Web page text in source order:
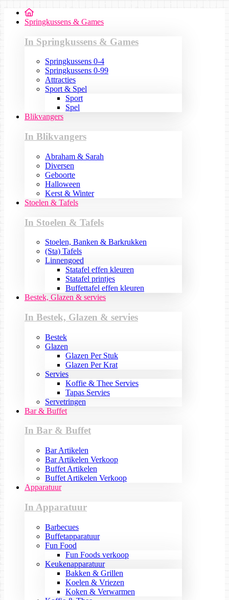
Springkussens & Games
In Springkussens & Games
Springkussens 0-4
Springkussens 0-99
Attracties
Sport & Spel
Sport
Spel
Blikvangers
In Blikvangers
Abraham & Sarah
Diversen
Geboorte
Halloween
Kerst & Winter
Stoelen & Tafels
In Stoelen & Tafels
Stoelen, Banken & Barkrukken
(Sta) Tafels
Linnengoed
Statafel effen kleuren
Statafel printjes
Buffettafel effen kleuren
Bestek, Glazen & servies
In Bestek, Glazen & servies
Bestek
Glazen
Glazen Per Stuk
Glazen Per Krat
Servies
Koffie & Thee Servies
Tapas Servies
Servetringen
Bar & Buffet
In Bar & Buffet
Bar Artikelen
Bar Artikelen Verkoop
Buffet Artikelen
Buffet Artikelen Verkoop
Apparatuur
In Apparatuur
Barbecues
Buffetapparatuur
Fun Food
Fun Foods verkoop
Keukenapparatuur
Bakken & Grillen
Koelen & Vriezen
Koken & Verwarmen